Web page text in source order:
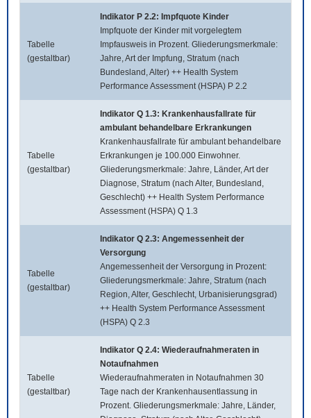
Tabelle
(gestaltbar)
Indikator P 2.2: Impfquote Kinder
Impfquote der Kinder mit vorgelegtem
Impfausweis in Prozent. Gliederungsmerkmale:
Jahre, Art der Impfung, Stratum (nach
Bundesland, Alter) ++ Health System
Performance Assessment (HSPA) P 2.2
Tabelle
(gestaltbar)
Indikator Q 1.3: Krankenhausfallrate für
ambulant behandelbare Erkrankungen
Krankenhausfallrate für ambulant behandelbare
Erkrankungen je 100.000 Einwohner.
Gliederungsmerkmale: Jahre, Länder, Art der
Diagnose, Stratum (nach Alter, Bundesland,
Geschlecht) ++ Health System Performance
Assessment (HSPA) Q 1.3
Tabelle
(gestaltbar)
Indikator Q 2.3: Angemessenheit der
Versorgung
Angemessenheit der Versorgung in Prozent:
Gliederungsmerkmale: Jahre, Stratum (nach
Region, Alter, Geschlecht, Urbanisierungsgrad)
++ Health System Performance Assessment
(HSPA) Q 2.3
Tabelle
(gestaltbar)
Indikator Q 2.4: Wiederaufnahmeraten in
Notaufnahmen
Wiederaufnahmeraten in Notaufnahmen 30
Tage nach der Krankenhausentlassung in
Prozent. Gliederungsmerkmale: Jahre, Länder,